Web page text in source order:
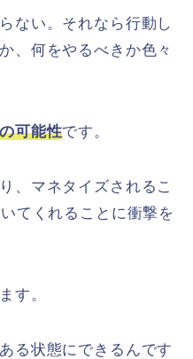
ない。それなら行動し
、何をやるべきか色々
可能性です。
、マネタイズされるこ
てくれることに衝撃を
す。
る状態にできるんです